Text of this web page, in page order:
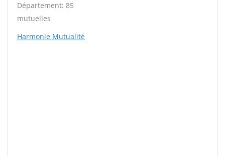
Département: 85
mutuelles
Harmonie Mutualité